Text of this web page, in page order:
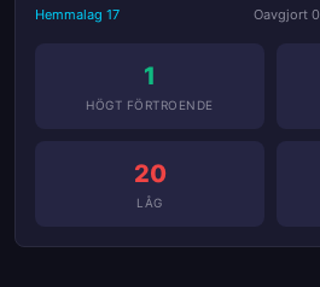
Hemmalag 17 Oavgjort 0
1
HÖGT FÖRTROENDE
20
LÅG